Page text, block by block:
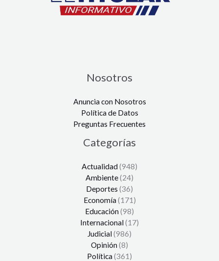
Nosotros
Anuncia con Nosotros
Política de Datos
Preguntas Frecuentes
Categorías
Actualidad(948)
Ambiente(24)
Deportes (36)
Economía(171)
Educación(98)
Internacional(17)
Judicial(986)
Opinión(8)
Política(361)